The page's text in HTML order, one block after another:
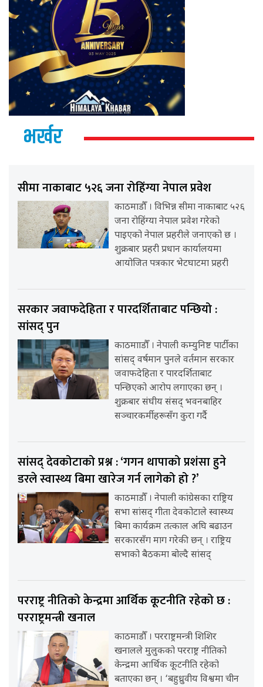
भर्खर
सीमा नाकाबाट ५२६ जना रोहिंग्या नेपाल प्रवेश
काठमाडौँ । विभिन्न सीमा नाकाबाट ५२६
जना रोहिंग्या नेपाल प्रवेश गरेको
पाइएको नेपाल प्रहरीले जनाएको छ ।
शुक्रबार प्रहरी प्रधान कार्यालयमा
आयोजित पत्रकार भेटघाटमा प्रहरी
सरकार जवाफदेहिता र पारदर्शिताबाट पन्छियो :
सांसद् पुन
काठमााडौँ । नेपाली कम्युनिष्ट पार्टीका
सांसद् वर्षमान पुनले वर्तमान सरकार
जवाफदेहिता र पारदर्शिताबाट
पन्छिएको आरोप लगाएका छन् ।
शुक्रबार संघीय संसद् भवनबाहिर
सञ्चारकर्मीहरूसँग कुरा गर्दै
सांसद् देवकोटाको प्रश्न : ‘गगन थापाको प्रशंसा हुने
डरले स्वास्थ्य बिमा खारेज गर्न लागेको हो ?’
काठमाडौँ । नेपाली कांग्रेसका राष्ट्रिय
सभा सांसद् गीता देवकोटाले स्वास्थ्य
बिमा कार्यक्रम तत्काल अघि बढाउन
सरकारसँग माग गरेकी छन् । राष्ट्रिय
सभाको बैठकमा बोल्दै सांसद्
परराष्ट्र नीतिको केन्द्रमा आर्थिक कूटनीति रहेको छ :
परराष्ट्रमन्त्री खनाल
काठमाडौँ । परराष्ट्रमन्त्री शिशिर
खनालले मुलुकको परराष्ट्र नीतिको
केन्द्रमा आर्थिक कूटनीति रहेको
बताएका छन् । ‘बहुध्रुवीय विश्वमा चीन